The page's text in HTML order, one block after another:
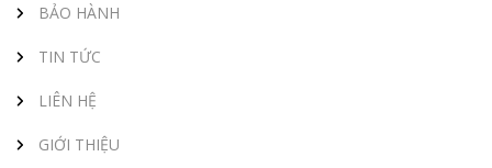
BẢO HÀNH
TIN TỨC
LIÊN HỆ
GIỚI THIỆU